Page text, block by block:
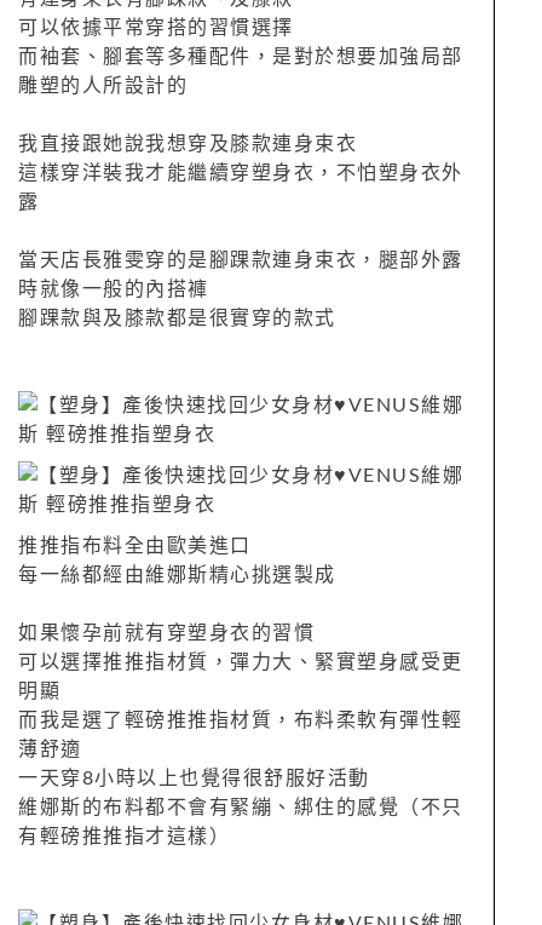
可以依據平常穿搭的習慣選擇
而袖套、腳套等多種配件，是對於想要加強局部
雕塑的人所設計的
我直接跟她說我想穿及膝款連身束衣
這樣穿洋裝我才能繼續穿塑身衣，不怕塑身衣外
露
當天店長雅雯穿的是腳踝款連身束衣，腿部外露
時就像一般的內搭褲
腳踝款與及膝款都是很實穿的款式
推推指布料全由歐美進口
每一絲都經由維娜斯精心挑選製成
如果懷孕前就有穿塑身衣的習慣
可以選擇推推指材質，彈力大、緊實塑身感受更
明顯
而我是選了輕磅推推指材質，布料柔軟有彈性輕
薄舒適
一天穿8小時以上也覺得很舒服好活動
維娜斯的布料都不會有緊繃、綁住的感覺（不只
有輕磅推推指才這樣）